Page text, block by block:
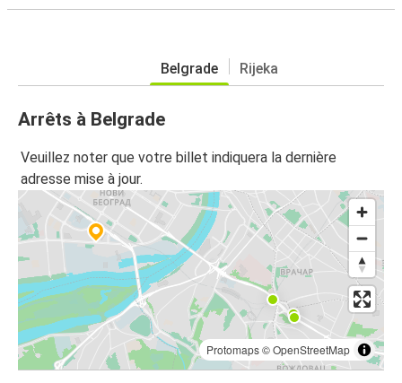
Belgrade Rijeka
Arrêts à Belgrade
Veuillez noter que votre billet indiquera la dernière
adresse mise à jour.
Protomaps©OpenStreetMap